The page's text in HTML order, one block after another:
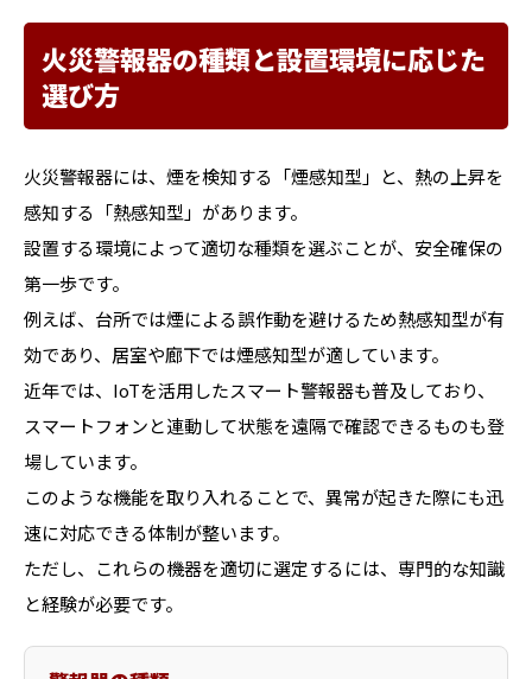
火災警報器の種類と設置環境に応じた
選び方
火災警報器には、煙を検知する「煙感知型」と、熱の上昇を
感知する「熱感知型」があります。
設置する環境によって適切な種類を選ぶことが、安全確保の
第一歩です。
例えば、台所では煙による誤作動を避けるため熱感知型が有
効であり、居室や廊下では煙感知型が適しています。
近年では、IoTを活用したスマート警報器も普及しており、
スマートフォンと連動して状態を遠隔で確認できるものも登
場しています。
このような機能を取り入れることで、異常が起きた際にも迅
速に対応できる体制が整います。
ただし、これらの機器を適切に選定するには、専門的な知識
と経験が必要です。